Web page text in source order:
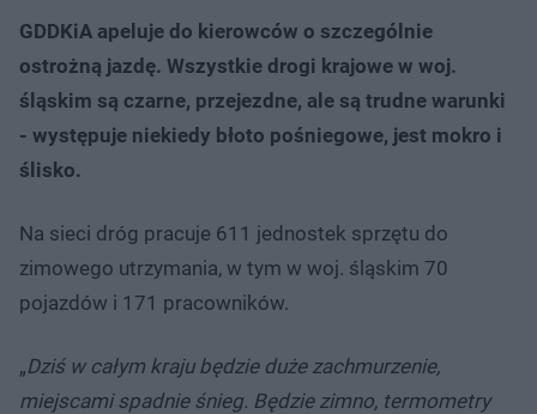
GDDKiA apeluje do kierowców o szczególnie
ostrożną jazdę. Wszystkie drogi krajowe w woj.
śląskim są czarne, przejezdne, ale są trudne warunki
- występuje niekiedy błoto pośniegowe, jest mokro i
ślisko.
Na sieci dróg pracuje 611 jednostek sprzętu do
zimowego utrzymania, w tym w woj. śląskim 70
pojazdów i 171 pracowników.
„Dziś w całym kraju będzie duże zachmurzenie,
miejscami spadnie śnieg. Będzie zimno, termometry